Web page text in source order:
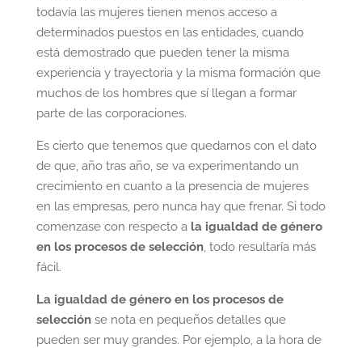
todavía las mujeres tienen menos acceso a
determinados puestos en las entidades, cuando
está demostrado que pueden tener la misma
experiencia y trayectoria y la misma formación que
muchos de los hombres que sí llegan a formar
parte de las corporaciones.
Es cierto que tenemos que quedarnos con el dato
de que, año tras año, se va experimentando un
crecimiento en cuanto a la presencia de mujeres
en las empresas, pero nunca hay que frenar. Si todo
comenzase con respecto a la igualdad de género
en los procesos de selección, todo resultaría más
fácil.
La igualdad de género en los procesos de
selecciónse nota en pequeños detalles que
pueden ser muy grandes. Por ejemplo, a la hora de